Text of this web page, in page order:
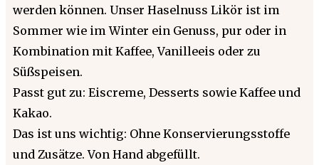
werden können. Unser Haselnuss Likör ist im
Sommer wie im Winter ein Genuss, pur oder in
Kombination mit Kaffee, Vanilleeis oder zu
Süßspeisen.
Passt gut zu: Eiscreme, Desserts sowie Kaffee und
Kakao.
Das ist uns wichtig: Ohne Konservierungsstoffe
und Zusätze. Von Hand abgefüllt.